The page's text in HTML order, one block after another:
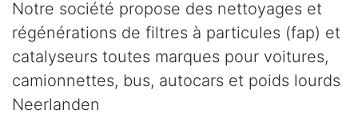
Notre société propose des nettoyages et
régénérations de filtres à particules (fap) et
catalyseurs toutes marques pour voitures,
camionnettes, bus, autocars et poids lourds
Neerlanden